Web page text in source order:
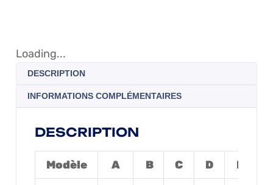
Loading...
DESCRIPTION
INFORMATIONS COMPLÉMENTAIRES
DESCRIPTION
Modèle A B C D E